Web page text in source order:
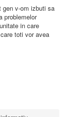
gen v-om izbuti sa
problemelor
in care
toti vor avea